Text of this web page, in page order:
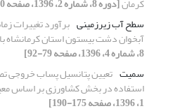
سطح آب زیرزمینی برآورد تغییرات
آبخوان‌ دشت بیستون استان کرمانشاه
8، شماره 4، 1396، صفحه 79-92]
سمیت تعیین پتانسیل پساب خروجی
استفاده در بخش کشاورزی بر اساس
1، 1396، صفحه 175-190]